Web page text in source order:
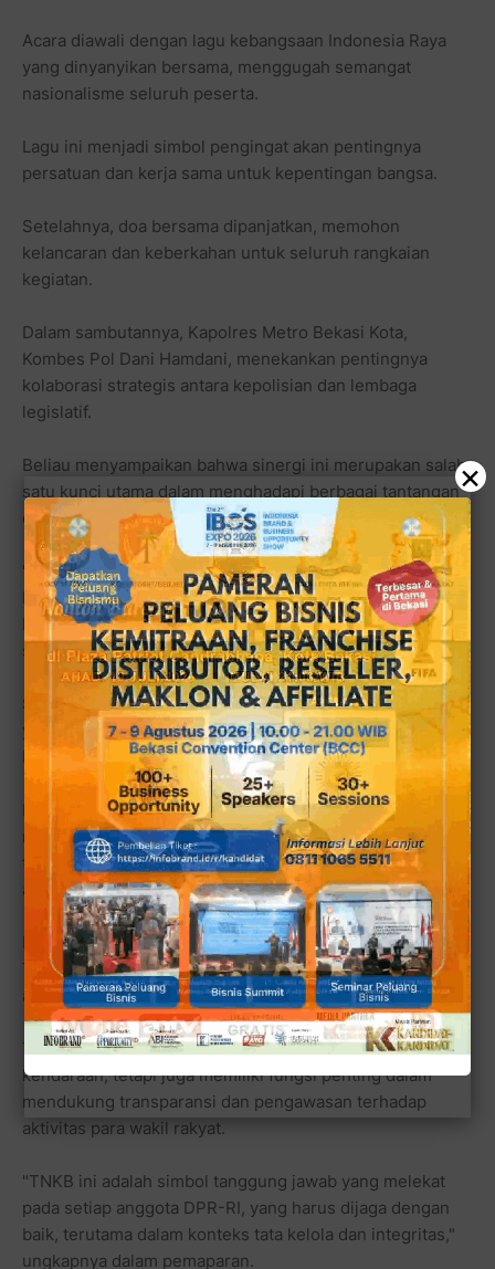
Acara diawali dengan lagu kebangsaan Indonesia Raya
yang dinyanyikan bersama, menggugah semangat
nasionalisme seluruh peserta.
Lagu ini menjadi simbol pengingat akan pentingnya
persatuan dan kerja sama untuk kepentingan bangsa.
Setelahnya, doa bersama dipanjatkan, memohon
kelancaran dan keberkahan untuk seluruh rangkaian
kegiatan.
Dalam sambutannya, Kapolres Metro Bekasi Kota,
Kombes Pol Dani Hamdani, menekankan pentingnya
kolaborasi strategis antara kepolisian dan lembaga
legislatif.
Beliau menyampaikan bahwa sinergi ini merupakan salah
satu kunci utama dalam menghadapi berbagai tantangan
di tengah dinamika masyarakat.
"Kami percaya, hubungan kerja yang baik antara Polri dan
MKD DPR-RI akan semakin memperkokoh upaya kita
bersama dalam menjaga keamanan, ketertiban, dan
supremasi hukum di Indonesia," ujarnya.
Salah satu inti dari kunjungan kerja ini adalah sosialisasi
yang disampaikan langsung oleh Wakil Ketua MKD DPR-
RI, Agung Widyantoro, S.H., M.Si.
Dalam presentasinya, beliau menjelaskan secara
mendalam mengenai berbagai hal yang berkaitan dengan
tugas dan fungsi MKD, khususnya yang berkaitan dengan
anggota DPR-RI.
Beliau menyampaikan pentingnya pemahaman mengenai
Tanda Nomor Kendaraan Bermotor (TNKB) khusus bagi
anggota DPR-RI.
TNKB ini, menurutnya, bukan sekadar identitas
kendaraan, tetapi juga memiliki fungsi penting dalam
mendukung transparansi dan pengawasan terhadap
aktivitas para wakil rakyat.
"TNKB ini adalah simbol tanggung jawab yang melekat
pada setiap anggota DPR-RI, yang harus dijaga dengan
baik, terutama dalam konteks tata kelola dan integritas,"
ungkapnya dalam pemaparan.
×